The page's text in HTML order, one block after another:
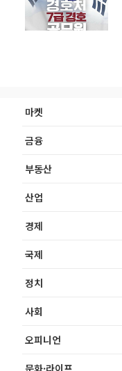
마켓
금융
부동산
산업
경제
국제
정치
사회
오피니언
문화·라이프